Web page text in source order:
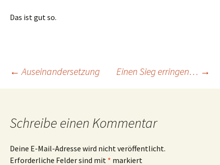
Das ist gut so.
Beitragsnavigation
← Auseinandersetzung Einen Sieg erringen… →
Schreibe einen Kommentar
Deine E-Mail-Adresse wird nicht veröffentlicht.
Erforderliche Felder sind mit * markiert